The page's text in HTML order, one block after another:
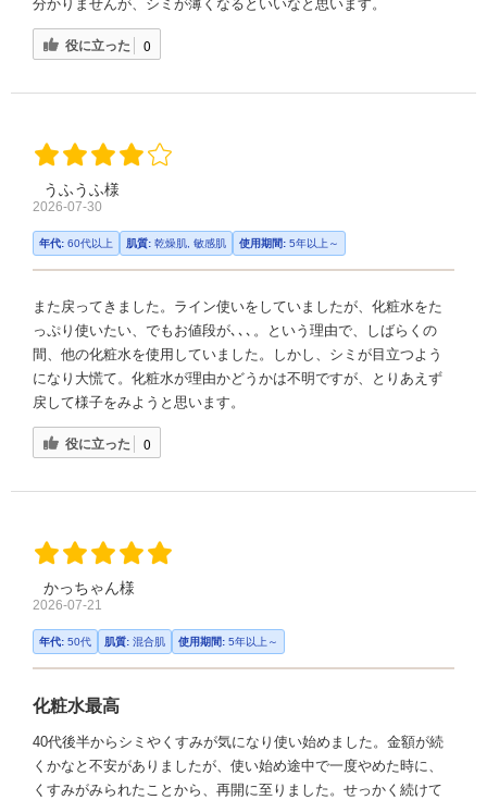
分かりませんが、シミが薄くなるといいなと思います。
役に立った 0
うふうふ様
2026-07-30
年代: 60代以上 肌質: 乾燥肌, 敏感肌 使用期間: 5年以上～
また戻ってきました。ライン使いをしていましたが、化粧水をた
っぷり使いたい、でもお値段が､､､。という理由で、しばらくの
間、他の化粧水を使用していました。しかし、シミが目立つよう
になり大慌て。化粧水が理由かどうかは不明ですが、とりあえず
戻して様子をみようと思います。
役に立った 0
かっちゃん様
2026-07-21
年代: 50代 肌質: 混合肌 使用期間: 5年以上～
化粧水最高
40代後半からシミやくすみが気になり使い始めました。金額が続
くかなと不安がありましたが、使い始め途中で一度やめた時に、
くすみがみられたことから、再開に至りました。せっかく続けて